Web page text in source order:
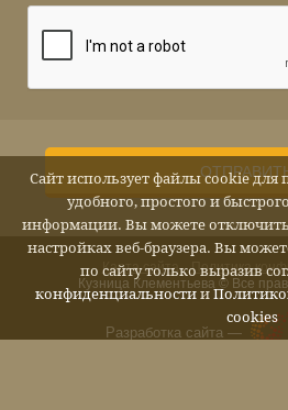
Кузница Клементьева © Все
Карта сайта Политика
Разработка сайта —
Сайт использует файлы cookie для
удобного, простого и
информации. Вы можете
настройках веб-браузера. Вы
по сайту только выразив
конфиденциальностии
cookies